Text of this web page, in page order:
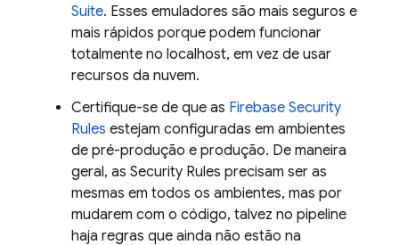
Suite. Esses emuladores são mais seguros e
mais rápidos porque podem funcionar
totalmente no localhost, em vez de usar
recursos da nuvem.
Certifique-se de que as Firebase Security
Rules estejam configuradas em ambientes
de pré-produção e produção. De maneira
geral, as Security Rules precisam ser as
mesmas em todos os ambientes, mas por
mudarem com o código, talvez no pipeline
haja regras que ainda não estão na